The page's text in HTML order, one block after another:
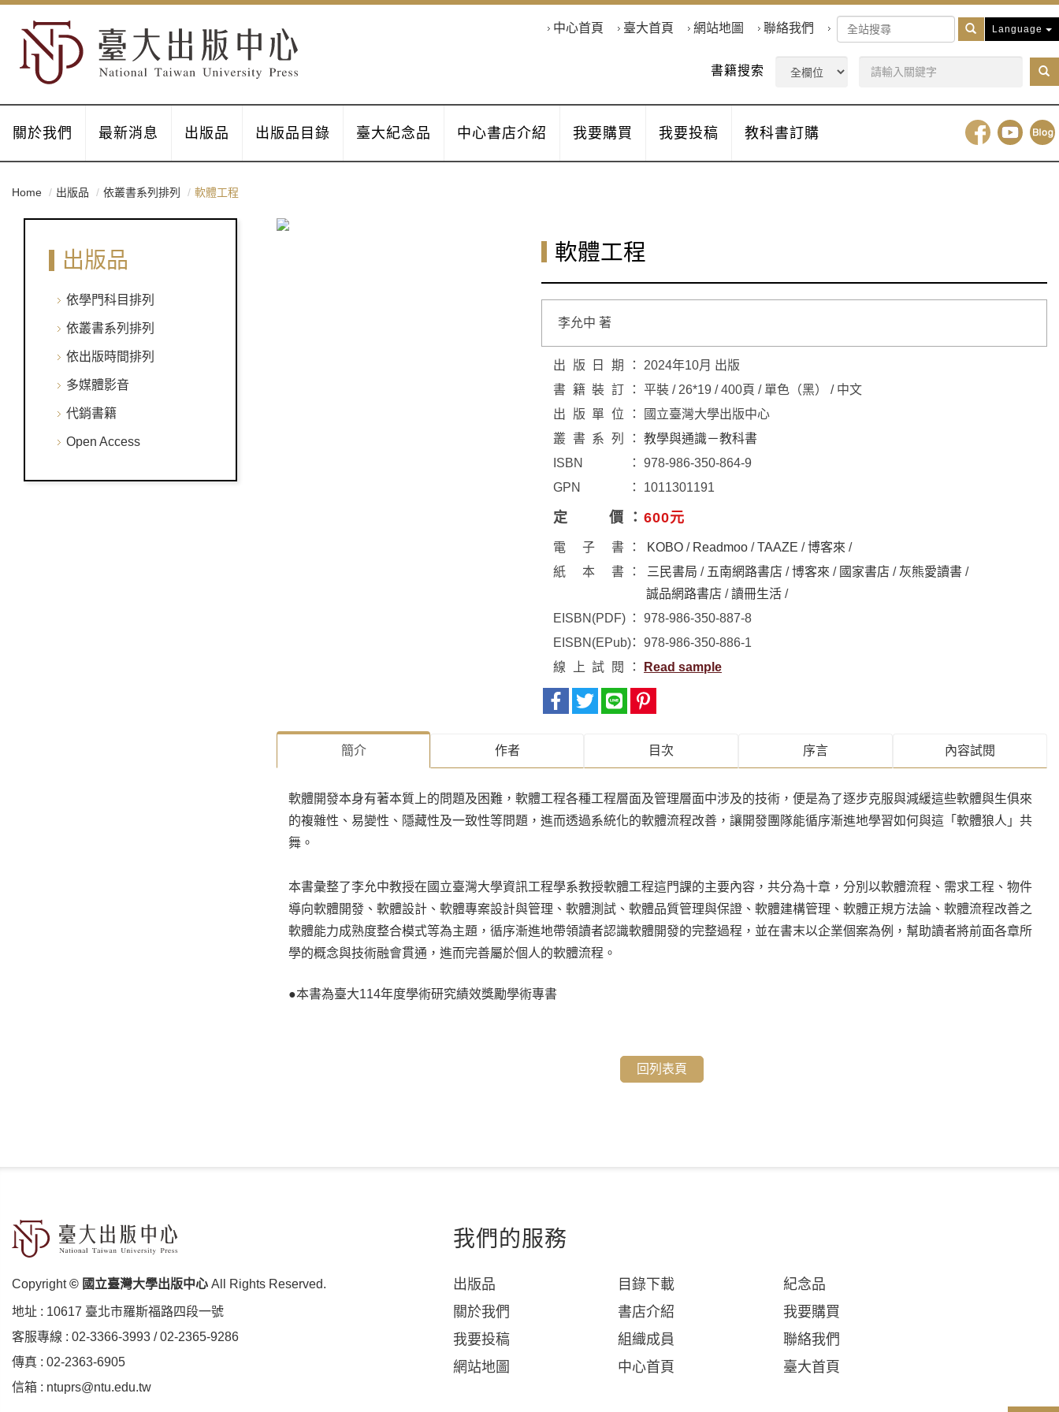
書籍搜索
中心首頁 臺大首頁 網站地圖 聯絡我們
關於我們 最新消息 出版品 出版品目錄 臺大紀念品 中心書店介紹 我要購買 我要投稿 教科書訂購
Language
Home 出版品 依叢書系列排列 軟體工程
出版品
依學門科目排列
依叢書系列排列
依出版時間排列
多媒體影音
代銷書籍
Open Access
軟體工程
李允中 著
出版日期
2024年10月 出版
書籍裝訂
平裝 / 26*19 / 400頁 / 單色（黑） / 中文
出版單位
國立臺灣大學出版中心
叢書系列
教學與通識－教科書
ISBN
978-986-350-864-9
GPN
1011301191
定價 600元
電子書 KOBO / Readmoo /TAAZE /博客來 /
紙本書
三民書局 / 五南網路書店 /博客來 / 國家書店 / 灰熊愛讀書 /
誠品網路書店 /讀冊生活 /
EISBN(PDF)
978-986-350-887-8
EISBN(EPub)
978-986-350-886-1
線上試閱
Read sample
簡介 作者 目次 序⾔ 內容試閱
軟體開發本身有著本質上的問題及困難，軟體工程各種工程層面及管理層面中涉及的技術，便是為了逐步克服與減緩這些軟體與生俱來
的複雜性、易變性、隱藏性及一致性等問題，進而透過系統化的軟體流程改善，讓開發團隊能循序漸進地學習如何與這「軟體狼人」共
舞。
本書彙整了李允中教授在國立臺灣大學資訊工程學系教授軟體工程這門課的主要內容，共分為十章，分別以軟體流程、需求工程、物件
導向軟體開發、軟體設計、軟體專案設計與管理、軟體測試、軟體品質管理與保證、軟體建構管理、軟體正規方法論、軟體流程改善之
軟體能力成熟度整合模式等為主題，循序漸進地帶領讀者認識軟體開發的完整過程，並在書末以企業個案為例，幫助讀者將前面各章所
學的概念與技術融會貫通，進而完善屬於個人的軟體流程。
●本書為臺大114年度學術研究績效獎勵學術專書
回列表頁
Copyright© 國立臺灣大學出版中心 All Rights Reserved.
地址 : 10617 臺北市羅斯福路四段⼀號
客服專線 : 02-3366-3993 /02-2365-9286
傳真 : 02-2363-6905
信箱 : ntuprs@ntu.edu.tw
我們的服務
出版品 目錄下載
紀念品
關於我們
書店介紹
我要購買
我要投稿
組織成員
聯絡我們
網站地圖
中心首頁 臺大首頁